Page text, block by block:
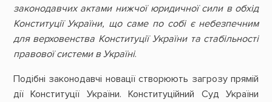
законодавчих актами нижчої юридичної сили в обхід
Конституції України, що саме по собі є небезпечним
для верховенства Конституції України та стабільності
правової системи в Україні.
Подібні законодавчі новації створюють загрозу прямій
дії Конституції України. Конституційний Суд України